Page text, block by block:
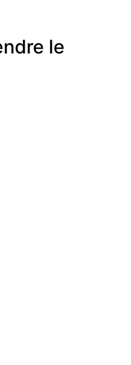
le